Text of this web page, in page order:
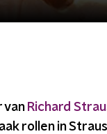
van Richard
rollen in